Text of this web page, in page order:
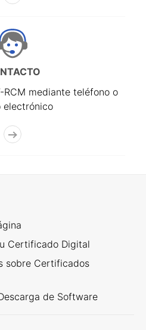
mediante teléfono o
electrónico
Certificado Digital
sobre Certificados
de Software